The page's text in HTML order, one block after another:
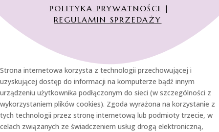
POLITYKA PRYWATNOŚCI
REGULAMIN SPRZEDAŻY
Strona internetowa korzysta z technologii przechowującej i
uzyskującej dostęp do informacji na komputerze bądź innym
urządzeniu użytkownika podłączonym do sieci (w szczególności z
wykorzystaniem plików cookies). Zgoda wyrażona na korzystanie z
tych technologii przez stronę internetową lub podmioty trzecie, w
celach związanych ze świadczeniem usług drogą elektroniczną,